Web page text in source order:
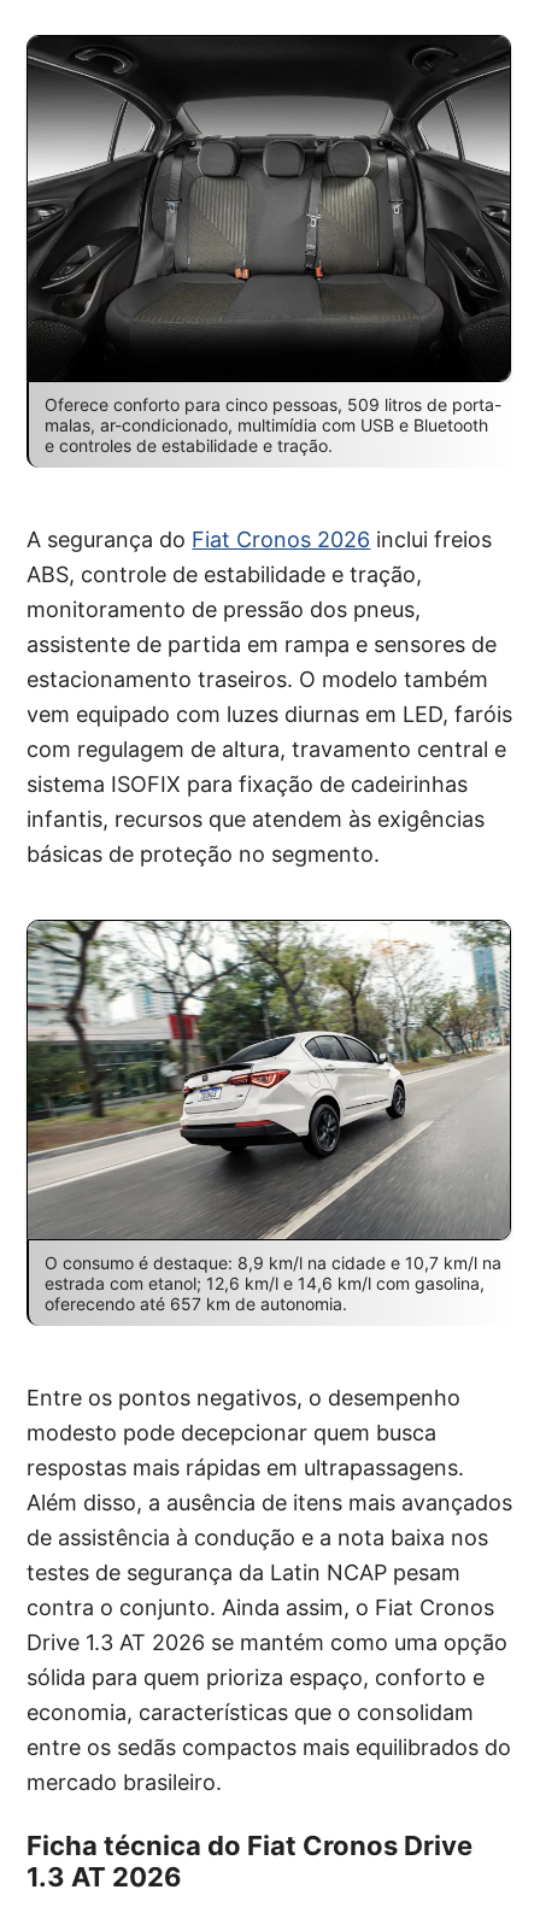
Oferece conforto para cinco pessoas, 509 litros de porta-
malas, ar-condicionado, multimídia com USB e Bluetooth
e controles de estabilidade e tração.
A segurança do Fiat Cronos 2026 inclui freios
ABS, controle de estabilidade e tração,
monitoramento de pressão dos pneus,
assistente de partida em rampa e sensores de
estacionamento traseiros. O modelo também
vem equipado com luzes diurnas em LED, faróis
com regulagem de altura, travamento central e
sistema ISOFIX para fixação de cadeirinhas
infantis, recursos que atendem às exigências
básicas de proteção no segmento.
O consumo é destaque: 8,9 km/l na cidade e 10,7 km/l na
estrada com etanol; 12,6 km/l e 14,6 km/l com gasolina,
oferecendo até 657 km de autonomia.
Entre os pontos negativos, o desempenho
modesto pode decepcionar quem busca
respostas mais rápidas em ultrapassagens.
Além disso, a ausência de itens mais avançados
de assistência à condução e a nota baixa nos
testes de segurança da Latin NCAP pesam
contra o conjunto. Ainda assim, o Fiat Cronos
Drive 1.3 AT 2026 se mantém como uma opção
sólida para quem prioriza espaço, conforto e
economia, características que o consolidam
entre os sedãs compactos mais equilibrados do
mercado brasileiro.
Ficha técnica do Fiat Cronos Drive
1.3 AT 2026